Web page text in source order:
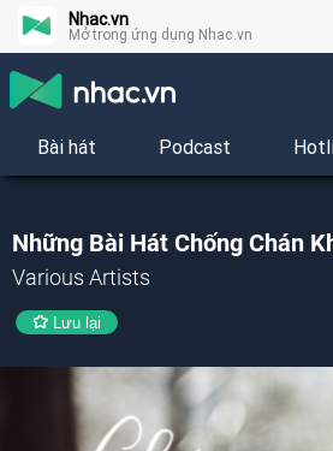
Nhac.vn
Mở trong ứng dụng Nhac.vn
Bài hát Podcast
Những Bài Hát Chống Chán
Various Artists
Lưu lại